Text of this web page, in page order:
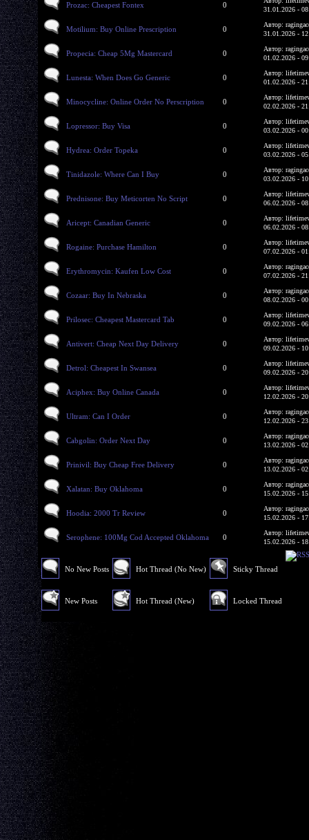
Prozac: Cheapest Fontex 0
31.01.2026 -
Motilium: Buy Online Prescription 0
Автор:
31.01.2026 -
Propecia: Cheap 5Mg Mastercard 0
Автор:
01.02.2026 -
Lunesta: When Does Go Generic 0
Автор:
01.02.2026 -
Minocycline: Online Order No Perscription 0
Автор:
02.02.2026 -
Lopressor: Buy Visa 0
Автор:
03.02.2026 -
Hydrea: Order Topeka 0
Автор:
03.02.2026 -
Tinidazole: Where Can I Buy 0
Автор:
03.02.2026 -
Prednisone: Buy Meticorten No Script 0
Автор:
06.02.2026 -
Aricept: Canadian Generic 0
Автор:
06.02.2026 -
Rogaine: Purchase Hamilton 0
Автор:
07.02.2026 -
Erythromycin: Kaufen Low Cost 0
Автор:
07.02.2026 -
Cozaar: Buy In Nebraska 0
Автор:
08.02.2026 -
Prilosec: Cheapest Mastercard Tab 0
Автор:
09.02.2026 -
Antivert: Cheap Next Day Delivery 0
Автор:
09.02.2026 -
Detrol: Cheapest In Swansea 0
Автор:
09.02.2026 -
Aciphex: Buy Online Canada 0
Автор:
12.02.2026 -
Ultram: Can I Order 0
Автор:
12.02.2026 -
Cabgolin: Order Next Day 0
Автор:
13.02.2026 -
Prinivil: Buy Cheap Free Delivery 0
Автор:
13.02.2026 -
Xalatan: Buy Oklahoma 0
Автор:
15.02.2026 -
Hoodia: 2000 Tr Review 0
Автор:
15.02.2026 -
Serophene: 100Mg Cod Accepted Oklahoma 0
Автор:
15.02.2026 -
No New Posts
New Posts
Hot Thread (No New)
Hot Thread (New)
Sticky Thread
Locked Thread